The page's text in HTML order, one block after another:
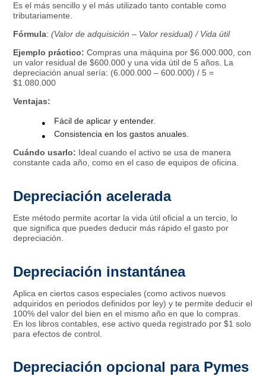
Es el más sencillo y el más utilizado tanto contable como
tributariamente.
Fórmula: (Valor de adquisición – Valor residual) / Vida útil
Ejemplo práctico: Compras una máquina por $6.000.000, con
un valor residual de $600.000 y una vida útil de 5 años. La
depreciación anual sería: (6.000.000 – 600.000) / 5 =
$1.080.000
Ventajas:
Fácil de aplicar y entender.
Consistencia en los gastos anuales.
Cuándo usarlo: Ideal cuando el activo se usa de manera
constante cada año, como en el caso de equipos de oficina.
Depreciación acelerada
Este método permite acortar la vida útil oficial a un tercio, lo
que significa que puedes deducir más rápido el gasto por
depreciación.
Depreciación instantánea
Aplica en ciertos casos especiales (como activos nuevos
adquiridos en periodos definidos por ley) y te permite deducir el
100% del valor del bien en el mismo año en que lo compras.
En los libros contables, ese activo queda registrado por $1 solo
para efectos de control.
Depreciación opcional para Pymes